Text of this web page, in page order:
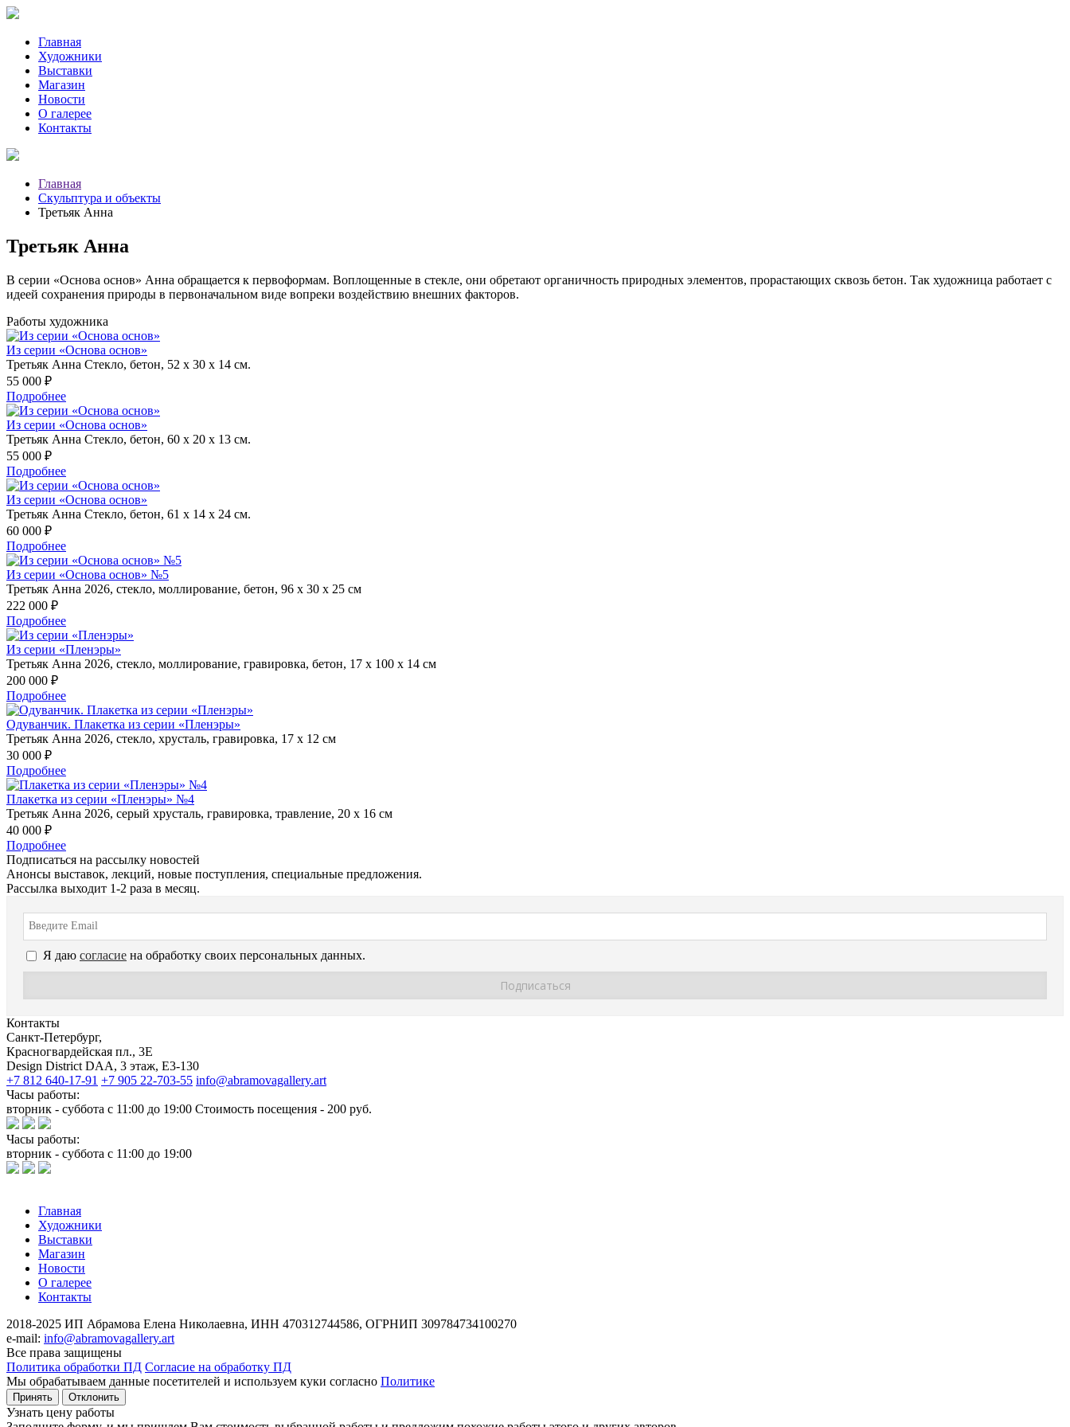
Главная
Художники
Выставки
Магазин
Новости
О галерее
Контакты
Главная
Скульптура и объекты
Третьяк Анна
Третьяк Анна
В серии «Основа основ» Анна обращается к первоформам. Воплощенные в стекле, они обретают органичность природных элементов, прорастающих сквозь бетон. Так художница работает с
идеей сохранения природы в первоначальном виде вопреки воздействию внешних факторов.
Работы художника
Из серии «Основа основ»
Третьяк Анна Стекло, бетон, 52 х 30 х 14 см.
55 000 ₽
Подробнее
Из серии «Основа основ»
Третьяк Анна Стекло, бетон, 60 х 20 х 13 см.
55 000 ₽
Подробнее
Из серии «Основа основ»
Третьяк Анна Стекло, бетон, 61 х 14 х 24 см.
60 000 ₽
Подробнее
Из серии «Основа основ» №5
Третьяк Анна 2026, стекло, моллирование, бетон, 96 х 30 х 25 см
222 000 ₽
Подробнее
Из серии «Пленэры»
Третьяк Анна 2026, стекло, моллирование, гравировка, бетон, 17 х 100 х 14 см
200 000 ₽
Подробнее
Одуванчик. Плакетка из серии «Пленэры»
Третьяк Анна 2026, стекло, хрусталь, гравировка, 17 х 12 см
30 000 ₽
Подробнее
Плакетка из серии «Пленэры» №4
Третьяк Анна 2026, серый хрусталь, гравировка, травление, 20 х 16 см
40 000 ₽
Подробнее
Подписаться на рассылку новостей
Анонсы выставок, лекций, новые поступления, специальные предложения.
Рассылка выходит 1-2 раза в месяц.
Я даю согласие на обработку своих персональных данных.
Контакты
Санкт-Петербург,
Красногвардейская пл., 3E
Design District DAA, 3 этаж, Е3-130
+7 812 640-17-91 +7 905 22-703-55 info@abramovagallery.art
Часы работы:
вторник - суббота с 11:00 до 19:00 Стоимость посещения - 200 руб.
Часы работы:
вторник - суббота с 11:00 до 19:00
Главная
Художники
Выставки
Магазин
Новости
О галерее
Контакты
2018-2025 ИП Абрамова Елена Николаевна, ИНН 470312744586, ОГРНИП 309784734100270
e-mail: info@abramovagallery.art
Все права защищены
Политика обработки ПД Согласие на обработку ПД
Мы обрабатываем данные посетителей и используем куки согласно Политике
Принять Отклонить
Узнать цену работы